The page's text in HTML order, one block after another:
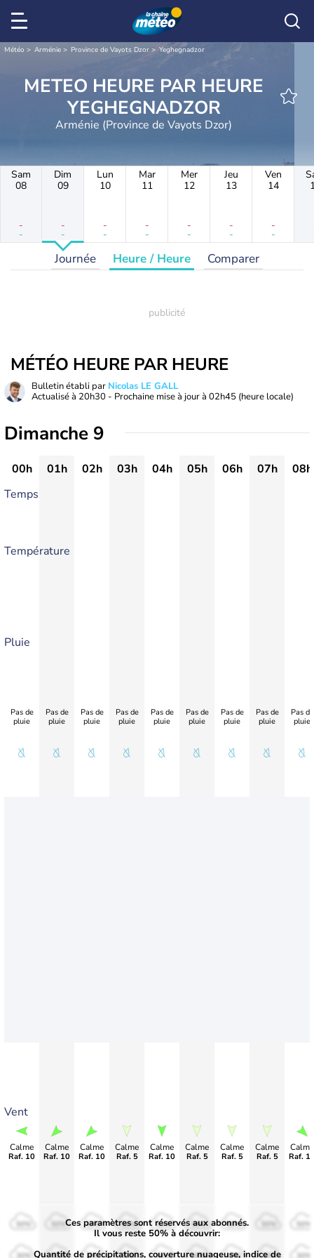
Météo Arménie Province de Vayots Dzor Yeghegnadzor
METEO HEURE PAR HEURE
YEGHEGNADZOR
Arménie (Province de Vayots Dzor)
Sam
08
-
-
Dim
09
-
-
Lun
10
-
-
Mar
11
-
-
Mer
12
-
-
Jeu
13
-
-
Ven
14
-
-
Journée Heure / Heure Comparer
MÉTÉO HEURE PAR HEURE
Bulletin établi par Nicolas LE GALL
Actualisé à 20h30 - Prochaine mise à jour à 02h45 (heure locale)
Dimanche 9
00h 01h 02h 03h 04h 05h 06h 07h
08h
Temps
Température
Pluie
Vent
Pas de
pluie
Calme
Raf. 10
Pas de
pluie
Calme
Raf. 10
Pas de
pluie
Calme
Raf. 10
Pas de
pluie
Calme
Raf. 5
Pas de
pluie
Calme
Raf. 10
Pas de
pluie
Calme
Raf. 5
Pas de
pluie
Calme
Raf. 5
Pas de
pluie
Calme
Raf. 5
Pas de
pluie
Calme
Raf.
50%
30%
50%
30%
50%
30%
50%
30%
50%
30%
50%
30%
50%
30% 30% 30%
Ces paramètres sont réservés aux abonnés.
Il vous reste 50% à découvrir:
Quantité de précipitations, couverture nuageuse, indice de